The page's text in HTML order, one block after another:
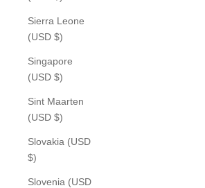
Sierra Leone
(USD $)
Singapore
(USD $)
Sint Maarten
(USD $)
Slovakia (USD
$)
Slovenia (USD